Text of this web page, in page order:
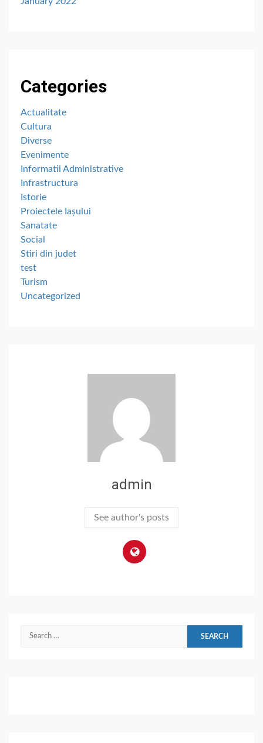
Categories
Actualitate
Cultura
Diverse
Evenimente
Informatii Administrative
Infrastructura
Istorie
Proiectele Iașului
Sanatate
Social
Stiri din judet
test
Turism
Uncategorized
admin
See author's posts
Search